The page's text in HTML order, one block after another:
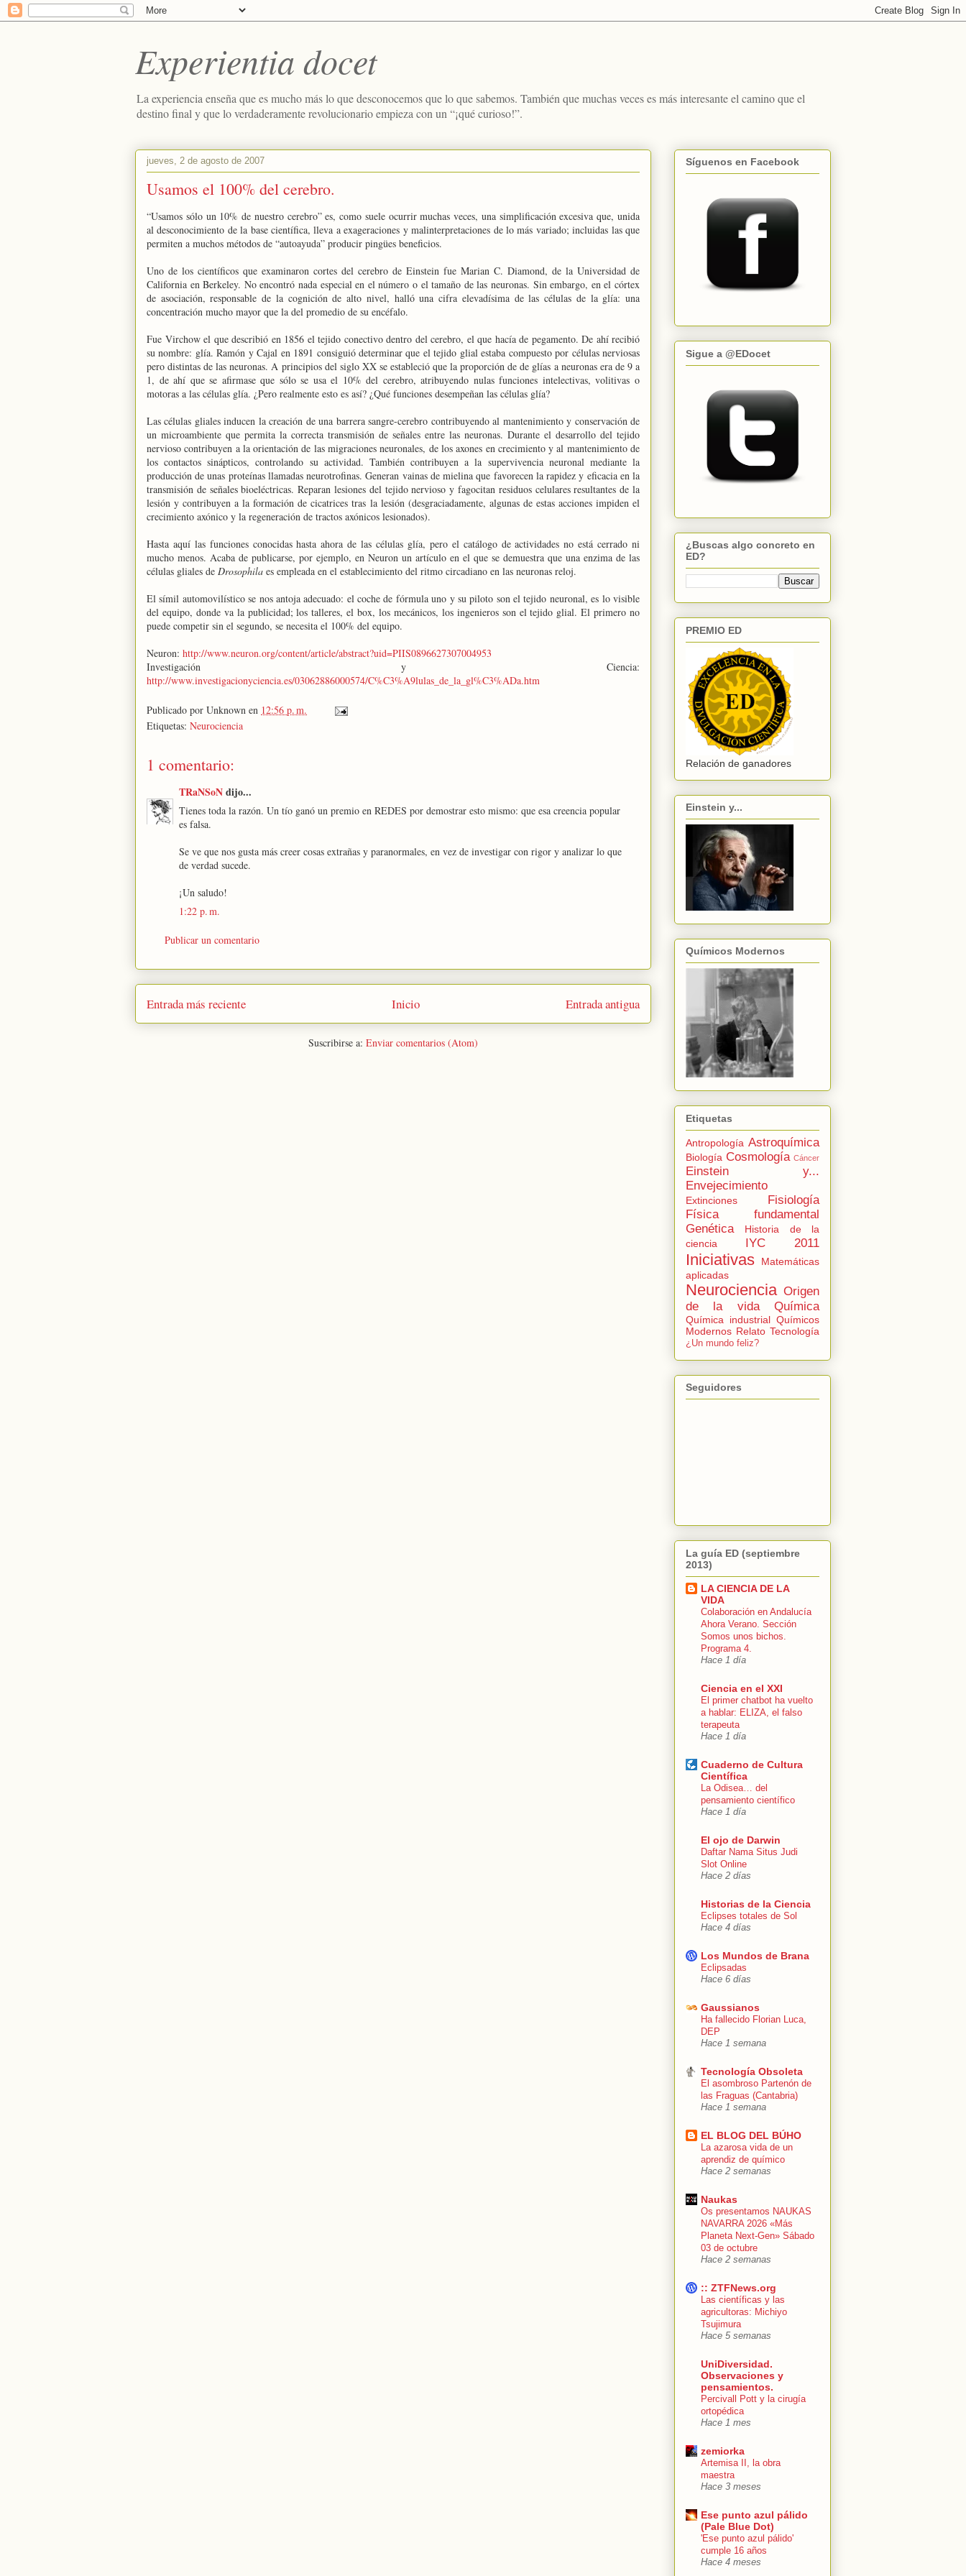
Experientia docet
La experiencia enseña que es mucho más lo que desconocemos que lo que sabemos. También que muchas veces es más interesante el camino que el
destino final y que lo verdaderamente revolucionario empieza con un “¡qué curioso!”.
jueves, 2 de agosto de 2007
Usamos el 100% del cerebro.
“Usamos sólo un 10% de nuestro cerebro” es, como suele ocurrir muchas veces, una simplificación excesiva que, unida
al desconocimiento de la base científica, lleva a exageraciones y malinterpretaciones de lo más variado; incluidas las que
permiten a muchos métodos de “autoayuda” producir pingües beneficios.
Uno de los científicos que examinaron cortes del cerebro de Einstein fue Marian C. Diamond, de la Universidad de
California en Berkeley. No encontró nada especial en el número o el tamaño de las neuronas. Sin embargo, en el córtex
de asociación, responsable de la cognición de alto nivel, halló una cifra elevadísima de las células de la glía: una
concentración mucho mayor que la del promedio de su encéfalo.
Fue Virchow el que describió en 1856 el tejido conectivo dentro del cerebro, el que hacía de pegamento. De ahí recibió
su nombre: glía. Ramón y Cajal en 1891 consiguió determinar que el tejido glial estaba compuesto por células nerviosas
pero distintas de las neuronas. A principios del siglo XX se estableció que la proporción de de glías a neuronas era de 9 a
1, de ahí que se afirmase que sólo se usa el 10% del cerebro, atribuyendo nulas funciones intelectivas, volitivas o
motoras a las células glía. ¿Pero realmente esto es así? ¿Qué funciones desempeñan las células glía?
Las células gliales inducen la creación de una barrera sangre-cerebro contribuyendo al mantenimiento y conservación de
un microambiente que permita la correcta transmisión de señales entre las neuronas. Durante el desarrollo del tejido
nervioso contribuyen a la orientación de las migraciones neuronales, de los axones en crecimiento y al mantenimiento de
los contactos sinápticos, controlando su actividad. También contribuyen a la supervivencia neuronal mediante la
producción de unas proteínas llamadas neurotrofinas. Generan vainas de mielina que favorecen la rapidez y eficacia en la
transmisión de señales bioeléctricas. Reparan lesiones del tejido nervioso y fagocitan residuos celulares resultantes de la
lesión y contribuyen a la formación de cicatrices tras la lesión (desgraciadamente, algunas de estas acciones impiden el
crecimiento axónico y la regeneración de tractos axónicos lesionados).
Hasta aquí las funciones conocidas hasta ahora de las células glía, pero el catálogo de actividades no está cerrado ni
mucho menos. Acaba de publicarse, por ejemplo, en Neuron un artículo en el que se demuestra que una enzima de las
células gliales de Drosophila es empleada en el establecimiento del ritmo circadiano en las neuronas reloj.
El símil automovilístico se nos antoja adecuado: el coche de fórmula uno y su piloto son el tejido neuronal, es lo visible
del equipo, donde va la publicidad; los talleres, el box, los mecánicos, los ingenieros son el tejido glial. El primero no
puede competir sin el segundo, se necesita el 100% del equipo.
Neuron: http://www.neuron.org/content/article/abstract?uid=PIIS0896627307004953
Investigación y Ciencia:
http://www.investigacionyciencia.es/03062886000574/C%C3%A9lulas_de_la_gl%C3%ADa.htm
Publicado por Unknown en 12:56 p. m.
Etiquetas: Neurociencia
1 comentario:
TRaNSoNdijo...
Tienes toda la razón. Un tío ganó un premio en REDES por demostrar esto mismo: que esa creencia popular
es falsa.
Se ve que nos gusta más creer cosas extrañas y paranormales, en vez de investigar con rigor y analizar lo que
de verdad sucede.
¡Un saludo!
1:22 p. m.
Publicar un comentario
Entrada más reciente Entrada antigua
Inicio
Suscribirse a: Enviar comentarios (Atom)
Síguenos en Facebook
Sigue a @EDocet
¿Buscas algo concreto en
ED?
PREMIO ED
Relación de ganadores
Einstein y...
Químicos Modernos
Etiquetas
Antropología Astroquímica
Biología Cosmología Cáncer
Einstein y...
Envejecimiento
Extinciones
Fisiología
Física fundamental
Genética
Historia de la
ciencia
IYC 2011
Iniciativas
Matemáticas
aplicadas
Neurociencia Origen
de la vida
Química
Química industrial Químicos
Modernos Relato Tecnología
¿Un mundo feliz?
Seguidores
La guía ED (septiembre
2013)
LA CIENCIA DE LA
VIDA
Colaboración en Andalucía
Ahora Verano. Sección
Somos unos bichos.
Programa 4.
Hace 1 día
Ciencia en el XXI
El primer chatbot ha vuelto
a hablar: ELIZA, el falso
terapeuta
Hace 1 día
Cuaderno de Cultura
Científica
La Odisea… del
pensamiento científico
Hace 1 día
El ojo de Darwin
Daftar Nama Situs Judi
Slot Online
Hace 2 días
Historias de la Ciencia
Eclipses totales de Sol
Hace 4 días
Los Mundos de Brana
Eclipsadas
Hace 6 días
Gaussianos
Ha fallecido Florian Luca,
DEP
Hace 1 semana
Tecnología Obsoleta
El asombroso Partenón de
las Fraguas (Cantabria)
Hace 1 semana
EL BLOG DEL BÚHO
La azarosa vida de un
aprendiz de químico
Hace 2 semanas
Naukas
Os presentamos NAUKAS
NAVARRA 2026 «Más
Planeta Next-Gen» Sábado
03 de octubre
Hace 2 semanas
:: ZTFNews.org
Las científicas y las
agricultoras: Michiyo
Tsujimura
Hace 5 semanas
UniDiversidad.
Observaciones y
pensamientos.
Percivall Pott y la cirugía
ortopédica
Hace 1 mes
zemiorka
Artemisa II, la obra
maestra
Hace 3 meses
Ese punto azul pálido
(Pale Blue Dot)
'Ese punto azul pálido'
cumple 16 años
Hace 4 meses